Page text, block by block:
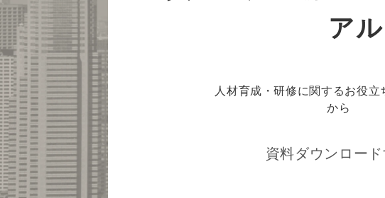
ア
人材育成・研修に関するお役立
から
資料ダウンロー